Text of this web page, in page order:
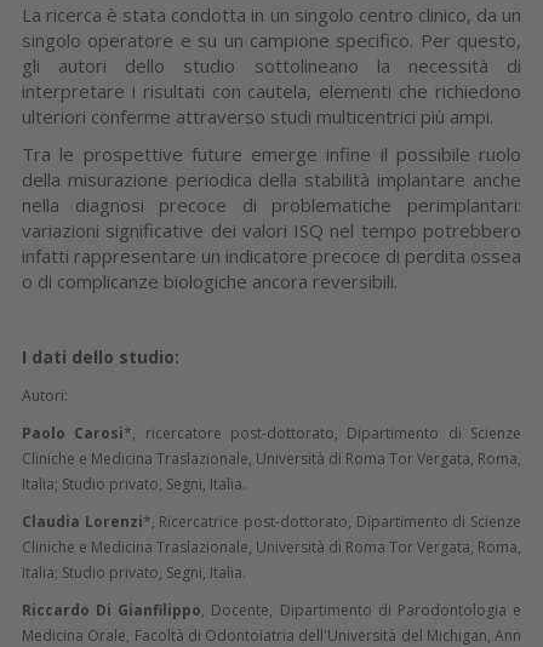
La ricerca è stata condotta in un singolo centro clinico, da un
singolo operatore e su un campione specifico. Per questo,
gli autori dello studio sottolineano la necessità di
interpretare i risultati con cautela, elementi che richiedono
ulteriori conferme attraverso studi multicentrici più ampi.
Tra le prospettive future emerge infine il possibile ruolo
della misurazione periodica della stabilità implantare anche
nella diagnosi precoce di problematiche perimplantari:
variazioni significative dei valori ISQ nel tempo potrebbero
infatti rappresentare un indicatore precoce di perdita ossea
o di complicanze biologiche ancora reversibili.
I dati dello studio:
Autori:
Paolo Carosi*, ricercatore post-dottorato, Dipartimento di Scienze
Cliniche e Medicina Traslazionale, Università di Roma Tor Vergata, Roma,
Italia; Studio privato, Segni, Italia.
Claudia Lorenzi*, Ricercatrice post-dottorato, Dipartimento di Scienze
Cliniche e Medicina Traslazionale, Università di Roma Tor Vergata, Roma,
Italia; Studio privato, Segni, Italia.
Riccardo Di Gianfilippo, Docente, Dipartimento di Parodontologia e
Medicina Orale, Facoltà di Odontoiatria dell'Università del Michigan, Ann